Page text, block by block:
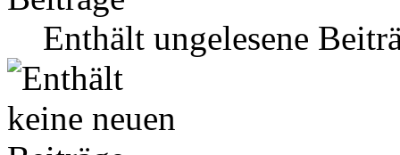
Enthält ungelesene